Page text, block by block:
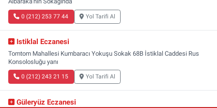
0 (212) 253 77 44 Yol Tarifi Al
Istiklal Eczanesi
Tomtom Mahallesi Kumbaracı Yokuşu Sokak 68B İstiklal Caddesi Rus
Konsolosluğu yanı
0 (212) 243 21 15 Yol Tarifi Al
Güleryüz Eczanesi